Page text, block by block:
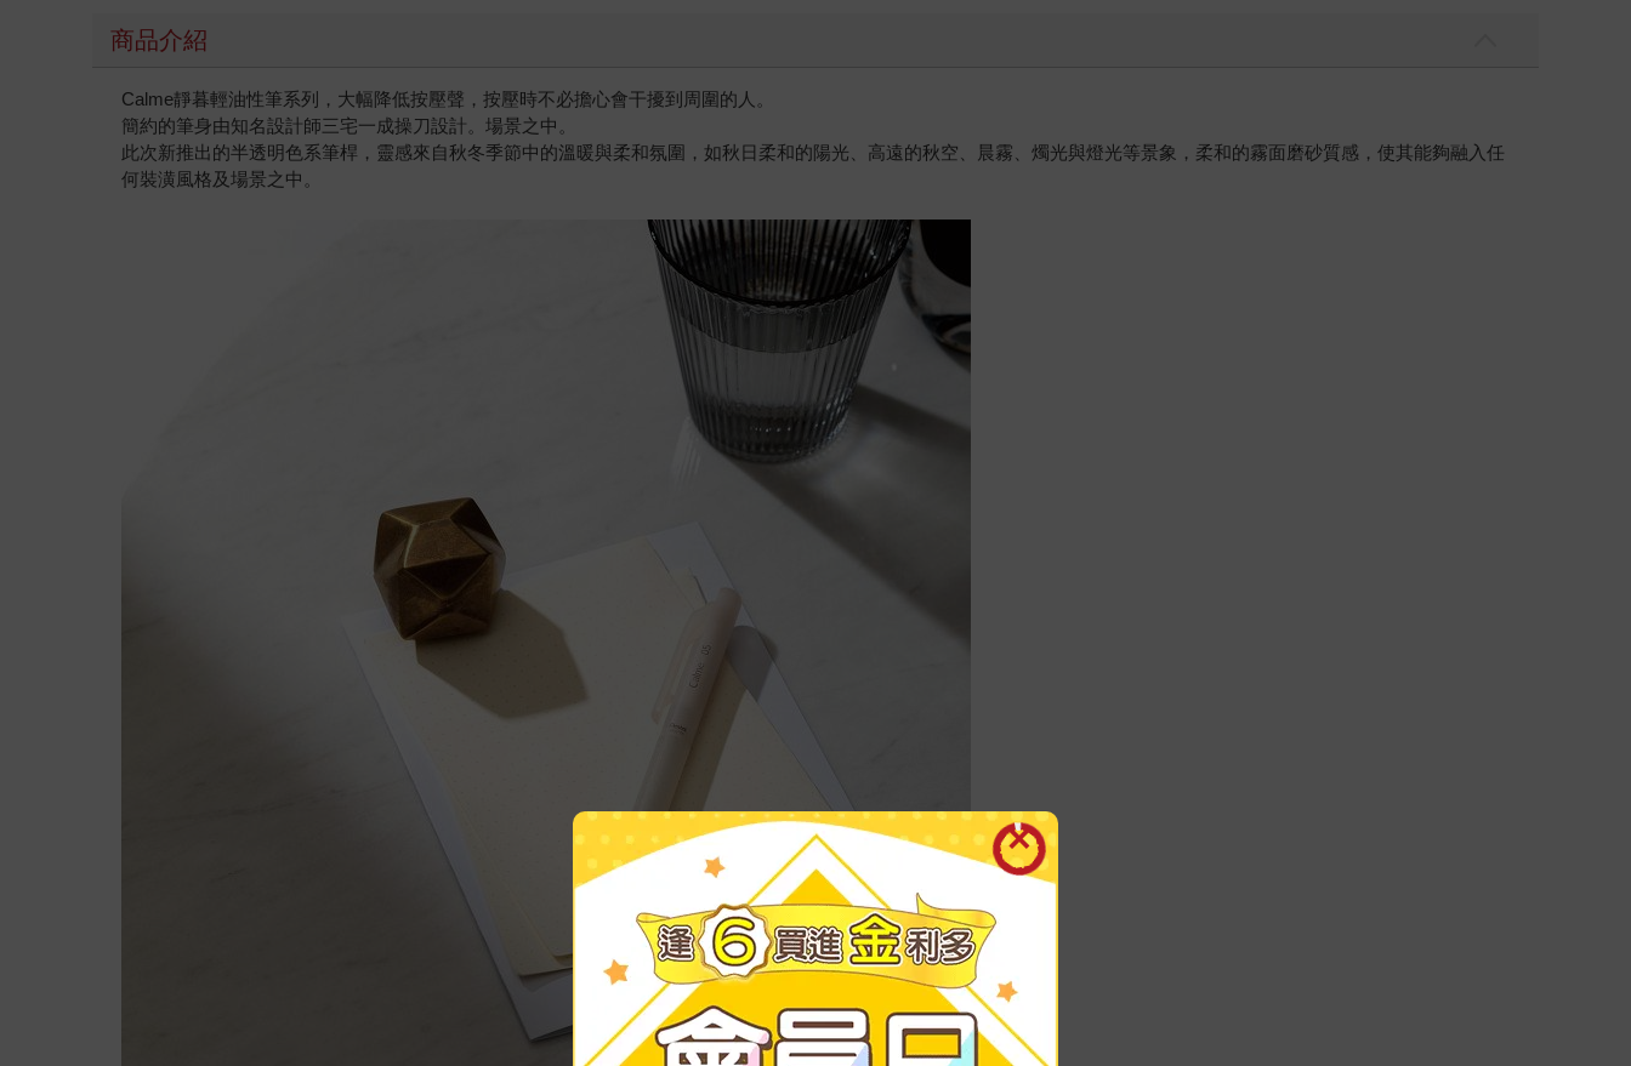
商品介紹
Calme靜暮輕油性筆系列，大幅降低按壓聲，按壓時不必擔心會干擾到周圍的人。
簡約的筆身由知名設計師三宅一成操刀設計。場景之中。
此次新推出的半透明色系筆桿，靈感來自秋冬季節中的溫暖與柔和氛圍，如秋日柔和的陽光、高遠的秋空、晨霧、燭光與燈光等景象，柔和的霧面磨砂質感，使其能夠融入任
何裝潢風格及場景之中。